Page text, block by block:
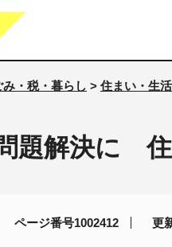
・税・暮らし > 住まい・生活
題解決に
ページ番号1002412 更新